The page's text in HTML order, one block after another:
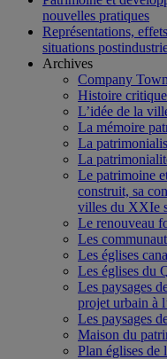
nouvelles pratiques
Représentations,
situations
Archives
Company
Histoire
L’idée de la
La mémoire
La
La
Le patrimoine
construit, sa
villes du XXIe
Le renouveau
Les
Les églises
Les églises du
Les paysages
projet urbain à
Les paysages
Maison du
Plan églises de